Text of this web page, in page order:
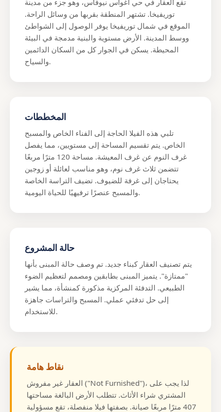
تقع العقار في حي أغواس نيوفاس، وهو جزء من مدينة
توريفيخا. تشتهر المنطقة بقربها من وسائل الراحة.
الموقع في شمال توريفيخا يوفر الوصول إلى الشواطئ
ووسط المدينة. الأرض مستوية والبنية مدمجة في البيئة
المحيطة. يسكن في الجوار كل من السكان الدائمين
والسياح.
المخططات
تلبي هذه الفيلا الحاجة إلى الفناء الخاص والمسبح
الخاص. يتم تقسيم المساحة إلى مستويين، مما يفصل
غرف النوم عن غرف المعيشة. مساحة 120 مترًا مربعًا
تتضمن ثلاث غرف نوم، وهو مناسب لعائلة أو زوجين
يحتاجان إلى غرفة للضيوف. تضيف التراسة الخاصة
والمسبح عنصرًا ترفيهيًا للحياة اليومية.
حالة المشروع
يتم تصنيف العقار كبناء جديد. تم وصف حالة المبنى بأنها
"ممتازة". يتميز المبنى بطابقين ومصمم لتعظيم الضوء
الطبيعي. التدفئة المركزية مذكورة كمنشأة، مما يشير
إلى حل تدفئي عملي. المسبح والتراسات جاهزة
للاستخدام.
نقاط هامة
العقار غير مفروش ("Not Furnished")، لذا يجب على
المشتري شراء الأثاث. تتطلب الأرض البالغة مساحتها
407 مترًا مربعًا صيانة. بصفتها فيلا منفصلة، تقع مسؤولية